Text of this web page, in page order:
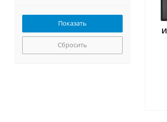
Kaiser
Сбросить